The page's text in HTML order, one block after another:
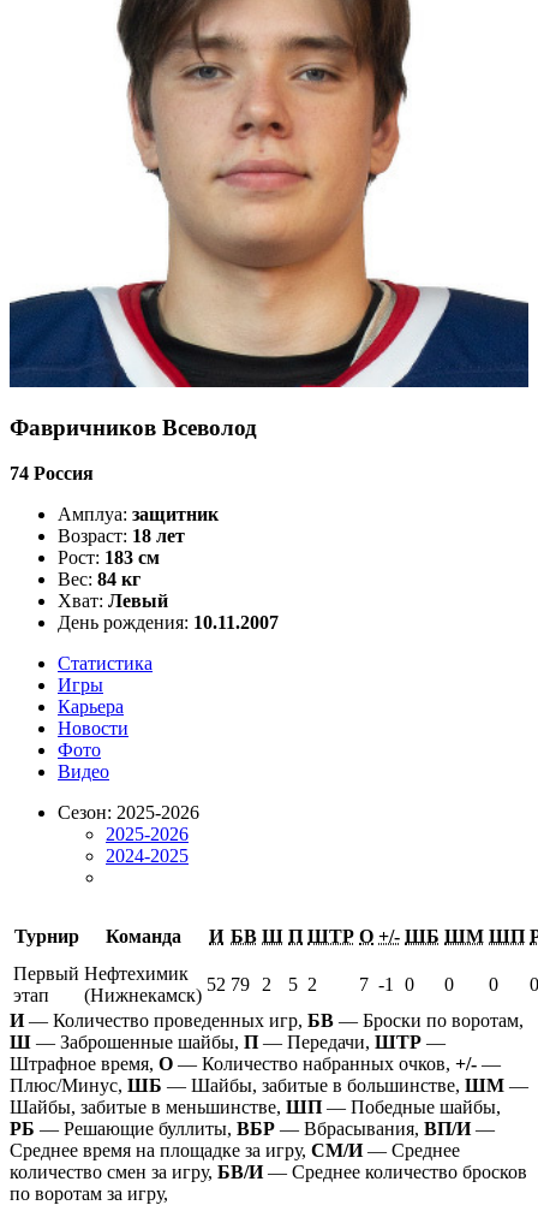
Фавричников Всеволод
74 Россия
Амплуа: защитник
Возраст: 18 лет
Рост: 183 см
Вес: 84 кг
Хват: Левый
День рождения: 10.11.2007
Статистика
Игры
Карьера
Новости
Фото
Видео
Сезон: 2025-2026
2025-2026
2024-2025
Турнир Команда И БВ Ш П ШТР О +/- ШБ ШМ ШП
Первый
этап
Нефтехимик
(Нижнекамск)
52 79 2 5 2 7 -1 0 0 0
0
И— Количество проведенных игр, БВ — Броски по воротам,
Ш — Заброшенные шайбы, П — Передачи, ШТР —
Штрафное время, О — Количество набранных очков, +/- —
Плюс/Минус, ШБ — Шайбы, забитые в большинстве, ШМ —
Шайбы, забитые в меньшинстве, ШП — Победные шайбы,
РБ — Решающие буллиты, ВБР — Вбрасывания, ВП/И—
Среднее время на площадке за игру, СМ/И— Среднее
количество смен за игру, БВ/И— Среднее количество бросков
по воротам за игру,